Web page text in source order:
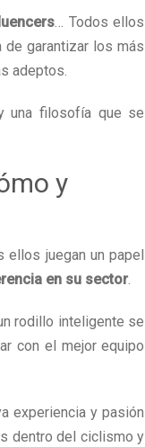
… Todos ellos
de garantizar los más
adeptos.
una filosofía que se
y
juegan un papel
en su sector.
rodillo inteligente se
con el mejor equipo
experiencia y pasión
dentro del ciclismo y